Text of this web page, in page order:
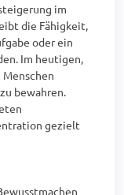
im
die Fähigkeit,
oder ein
Im heutigen,
bewahren.
gezielt